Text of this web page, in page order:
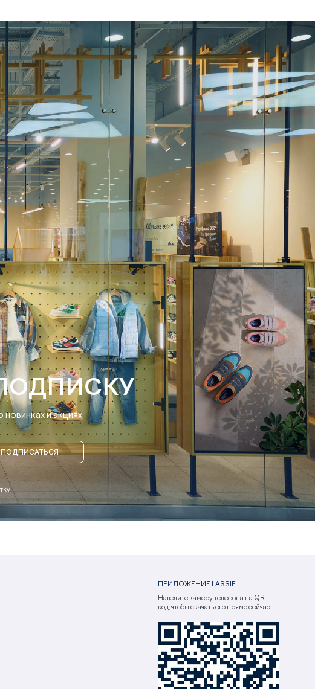
и акциях
ПОДПИСАТЬСЯ
ПРИЛОЖЕНИЕ LASSIE
Наведите камеру телефона на QR-
код, чтобы скачать его прямо сейчас